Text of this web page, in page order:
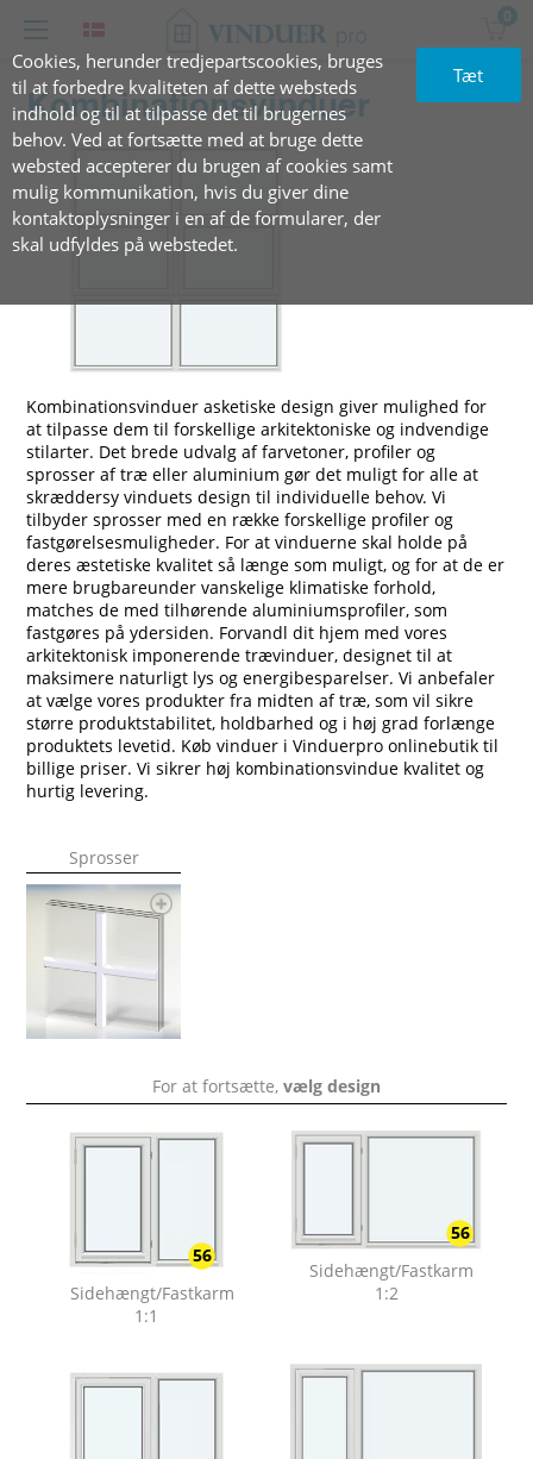
Cookies, herunder tredjepartscookies, bruges
til at forbedre kvaliteten af dette websteds
indhold og til at tilpasse det til brugernes
behov. Ved at fortsætte med at bruge dette
websted accepterer du brugen af cookies samt
mulig kommunikation, hvis du giver dine
kontaktoplysninger i en af de formularer, der
skal udfyldes på webstedet.
Tæt
0
Kombinationsvinduer
Kombinationsvinduer asketiske design giver mulighed for
at tilpasse dem til forskellige arkitektoniske og indvendige
stilarter. Det brede udvalg af farvetoner, profiler og
sprosser af træ eller aluminium gør det muligt for alle at
skræddersy vinduets design til individuelle behov. Vi
tilbyder sprosser med en række forskellige profiler og
fastgørelsesmuligheder. For at vinduerne skal holde på
deres æstetiske kvalitet så længe som muligt, og for at de er
mere brugbareunder vanskelige klimatiske forhold,
matches de med tilhørende aluminiumsprofiler, som
fastgøres på ydersiden. Forvandl dit hjem med vores
arkitektonisk imponerende trævinduer, designet til at
maksimere naturligt lys og energibesparelser. Vi anbefaler
at vælge vores produkter fra midten af træ, som vil sikre
større produktstabilitet, holdbarhed og i høj grad forlænge
produktets levetid. Køb vinduer i Vinduerpro onlinebutik til
billige priser. Vi sikrer høj kombinationsvindue kvalitet og
hurtig levering.
Sprosser
For at fortsætte, vælg design
56
Sidehængt/Fastkarm
1:1
56
Sidehængt/Fastkarm
1:2